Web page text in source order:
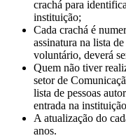
crachá para
instituição;
Cada crachá é
assinatura na lista
voluntário, deverá
Quem não tiver
setor de
lista de pessoas
entrada na
A atualização do
anos.